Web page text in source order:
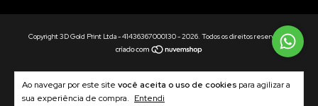
Ao navegar por este site você aceita o uso de cookies para agilizar a
sua experiência de compra. Entendi
Copyright 3D Gold Print Ltda - 41436367000130 - 2026. Todos os direitos reservados.